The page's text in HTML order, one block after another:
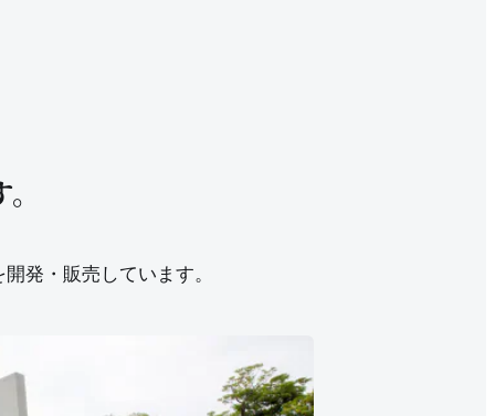
発・販売しています。